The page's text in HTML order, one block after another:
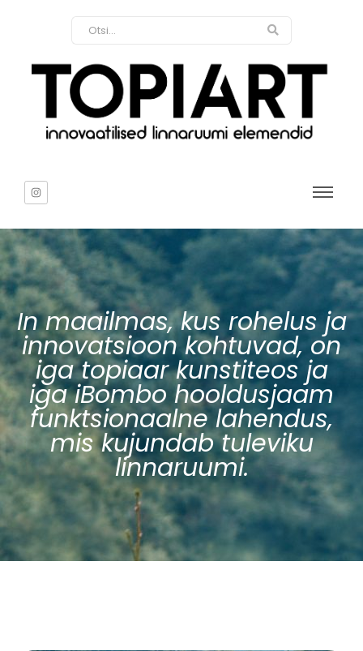
In maailmas, kus rohelus ja
innovatsioon kohtuvad, on
iga topiaar kunstiteos ja
iga iBombo hooldusjaam
funktsionaalne lahendus,
mis kujundab tuleviku
linnaruumi.